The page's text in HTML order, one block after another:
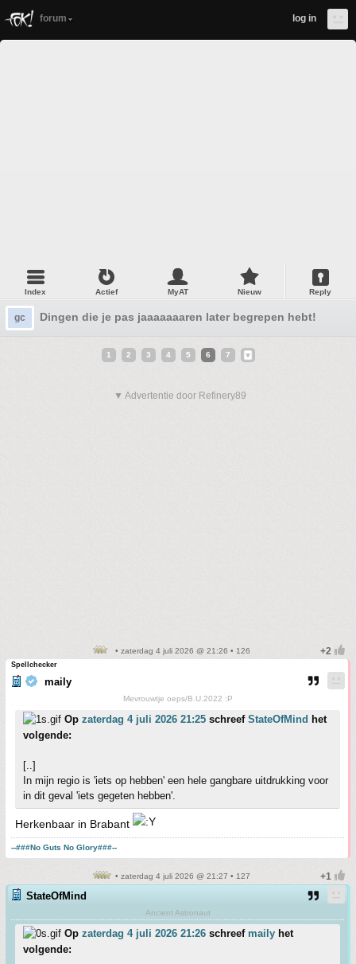
forum log in
Index Actief MyAT Nieuw Reply
gc Dingen die je pas jaaaaaaaren later begrepen hebt! Deel
1 2 3 4 5 6 7
▼ Advertentie door Refinery89
• zaterdag 4 juli 2026 @ 21:26 • 126
Spellchecker
maily
Mevrouwtje oeps/B.U.2022 :P
Op zaterdag 4 juli 2026 21:25 schreef StateOfMind het
volgende:
[..]
In mijn regio is 'iets op hebben' een hele gangbare uitdrukking voor
in dit geval 'iets gegeten hebben'.
Herkenbaar in Brabant
--###No Guts No Glory###--
• zaterdag 4 juli 2026 @ 21:27 • 127
StateOfMind
Ancient Astronaut
Op zaterdag 4 juli 2026 21:26 schreef maily het
volgende: